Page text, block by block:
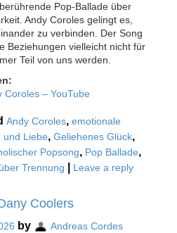
Pop-Ballade über
Andy Coroles gelingt es,
zu verbinden. Der Song
Beziehungen vielleicht nicht für
Teil von uns werden.
Coroles – YouTube
Andy Coroles, emotionale
und Liebe, Geliehenes Glück,
Popsong, Pop Ballade,
Trennung Leave a reply
Coolers
by Andreas Cordes